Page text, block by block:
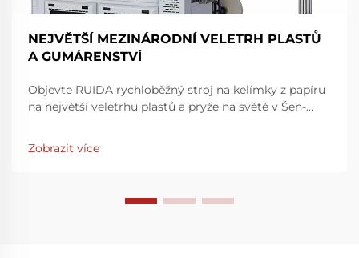
NEJVĚTŠÍ MEZINÁRODNÍ VELETRH PLASTŮ
A GUMÁRENSTVÍ
Objevte RUIDA rychloběžný stroj na kelímky z papíru
na největší veletrhu plastů a pryže na světě v Šen-
nás na stánku 7Y81, hala 7. Zjistěte více ještě dnes.
Zobrazit více